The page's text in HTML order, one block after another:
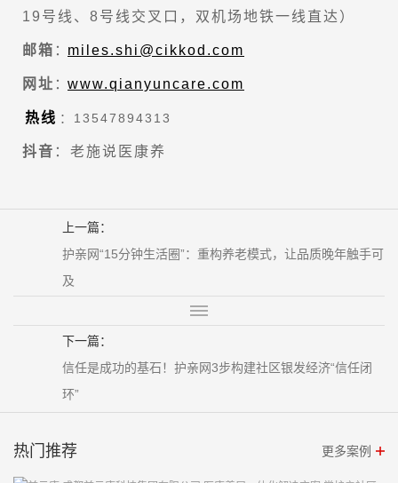
19号线、8号线交叉口，双机场地铁一线直达）
邮箱 ：miles.shi@cikkod.com
网址 ：www.qianyuncare.com
热线：13547894313
抖音 ：老施说医康养
上一篇：
护亲网“15分钟生活圈”：重构养老模式，让品质晚年触手可
及
下一篇：
信任是成功的基石！护亲网3步构建社区银发经济“信任闭
环”
热门推荐 更多案例